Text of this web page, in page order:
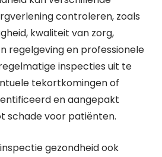
controleren, zoals
kwaliteit van zorg,
regelgeving en professionele
inspecties uit te
tekortkomingen of
en aangepakt
schade voor patiënten.
gezondheid ook